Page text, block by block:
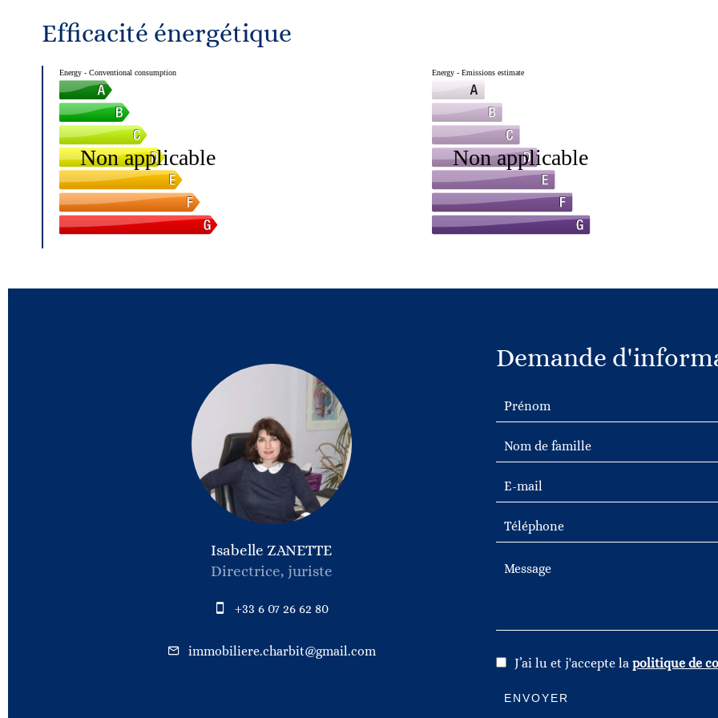
Efficacité énergétique
Isabelle ZANETTE
Directrice, juriste
+33 6 07 26 62 80
immobiliere.charbit@gmail.com
Demande
J’ai lu et j'accepte la politique de
ENVOYER